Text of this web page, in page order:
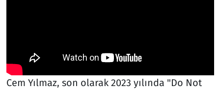
Cem Yılmaz, son olarak 2023 yılında "Do Not